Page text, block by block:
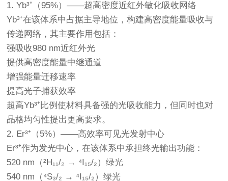
1. Yb³⁺（95%）——超高密度近红外敏化吸收网络
Yb³⁺在该体系中占据主导地位，构建高密度能量吸收与
传递网络，其主要作用包括：
强吸收980 nm近红外光
提供高密度能量中继通道
增强能量迁移速率
提高光子捕获效率
超高Yb³⁺比例使材料具备强的光吸收能力，但同时也对
晶格均匀性提出更高要求。
2. Er³⁺（5%）——高效率可见光发射中心
Er³⁺作为发光中心，在该体系中承担终光输出功能：
520 nm（²H₁₁/₂ → ⁴I₁₅/₂）绿光
540 nm（⁴S₃/₂ → ⁴I₁₅/₂）绿光